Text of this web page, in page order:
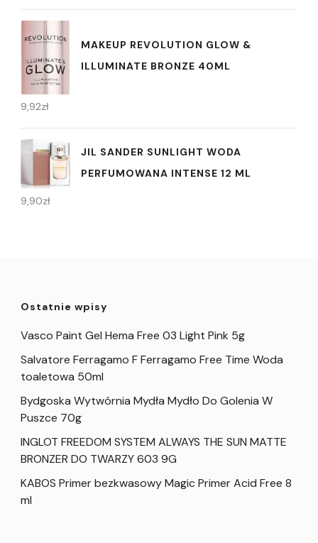
MAKEUP REVOLUTION GLOW &
ILLUMINATE BRONZE 40ML
9,92zł
JIL SANDER SUNLIGHT WODA
PERFUMOWANA INTENSE 12 ML
9,90zł
Ostatnie wpisy
Vasco Paint Gel Hema Free 03 Light Pink 5g
Salvatore Ferragamo F Ferragamo Free Time Woda
toaletowa 50ml
Bydgoska Wytwórnia Mydła Mydło Do Golenia W
Puszce 70g
INGLOT FREEDOM SYSTEM ALWAYS THE SUN MATTE
BRONZER DO TWARZY 603 9G
KABOS Primer bezkwasowy Magic Primer Acid Free 8
ml